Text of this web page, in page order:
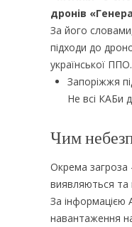
дронів
За його
підходи до
української ППО.
Запоріжжя
Не всі КАБи
Чим
Окрема загроза
виявляються та
За інформацією
навантаження